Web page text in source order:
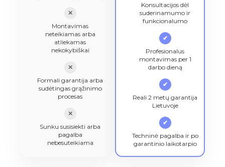
✕
Montavimas
neteikiamas arba
atliekamas
nekokybiškai
✕
Formali garantija arba
sudėtingas grąžinimo
procesas
✕
Sunku susisiekti arba
pagalba
nebesuteikiama
Konsultacijos dėl
suderinamumo ir
funkcionalumo
✔
Profesionalus
montavimas per 1
darbo dieną
✔
Reali 2 metų garantija
Lietuvoje
✔
Techninė pagalba ir po
garantinio laikotarpio